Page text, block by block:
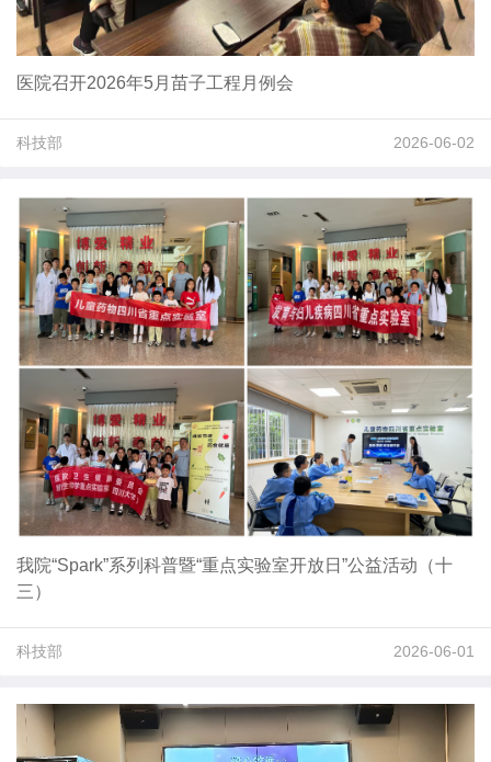
医院召开2026年5月苗子工程月例会
科技部 2026-06-02
我院“Spark”系列科普暨“重点实验室开放日”公益活动（十
三）
科技部 2026-06-01